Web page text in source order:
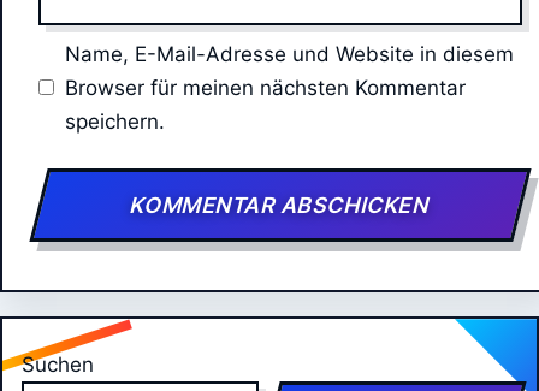
Name, E-Mail-Adresse und Website in diesem
Browser für meinen nächsten Kommentar
speichern.
Suchen